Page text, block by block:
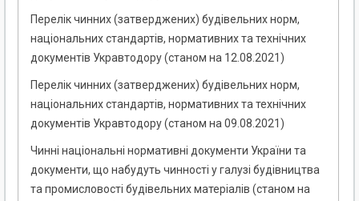
Перелік чинних (затверджених) будівельних норм,
національних стандартів, нормативних та технічних
документів Укравтодору (станом на 12.08.2021)
Перелік чинних (затверджених) будівельних норм,
національних стандартів, нормативних та технічних
документів Укравтодору (станом на 09.08.2021)
Чинні національні нормативні документи України та
документи, що набудуть чинності у галузі будівництва
та промисловості будівельних матеріалів (станом на